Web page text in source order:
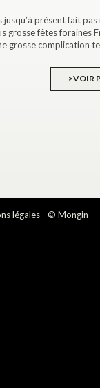
jusqu’à présent fait
grosse fêtes foraines
grosse complication
>VOIR
légales - © Mongin